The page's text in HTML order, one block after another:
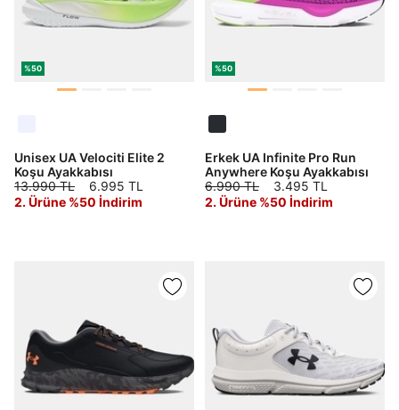
%50
Unisex UA Velociti Elite 2
Koşu Ayakkabısı
13.990 TL
6.995 TL
2. Ürüne %50 İndirim
%50
Erkek UA Infinite Pro Run
Anywhere Koşu Ayakkabısı
6.990 TL
3.495 TL
2. Ürüne %50 İndirim